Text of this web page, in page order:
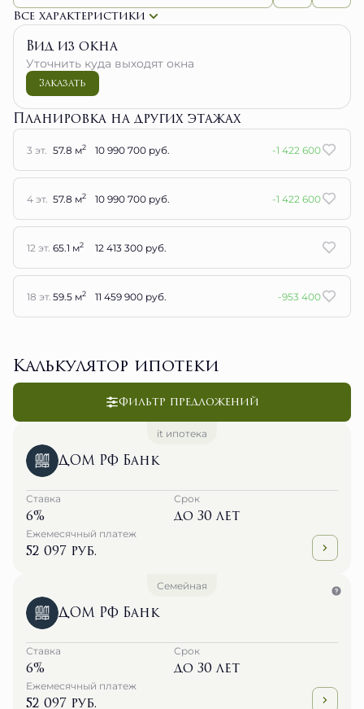
Все характеристики
Вид из окна
Уточнить куда выходят окна
Заказать
Планировка на других этажах
3 эт. 57.8 м2 10 990 700 руб. -1 422 600
4 эт. 57.8 м2 10 990 700 руб. -1 422 600
12 эт. 65.1 м2 12 413 300 руб.
18 эт. 59.5 м2 11 459 900 руб. -953 400
Калькулятор ипотеки
Фильтр предложений
it ипотека
ДОМ РФ Банк
Ставка
6%
Срок
до 30 лет
Ежемесячный платеж
52 097 руб.
Семейная
ДОМ РФ Банк
Ставка
6%
Срок
до 30 лет
Ежемесячный платеж
52 097 руб.